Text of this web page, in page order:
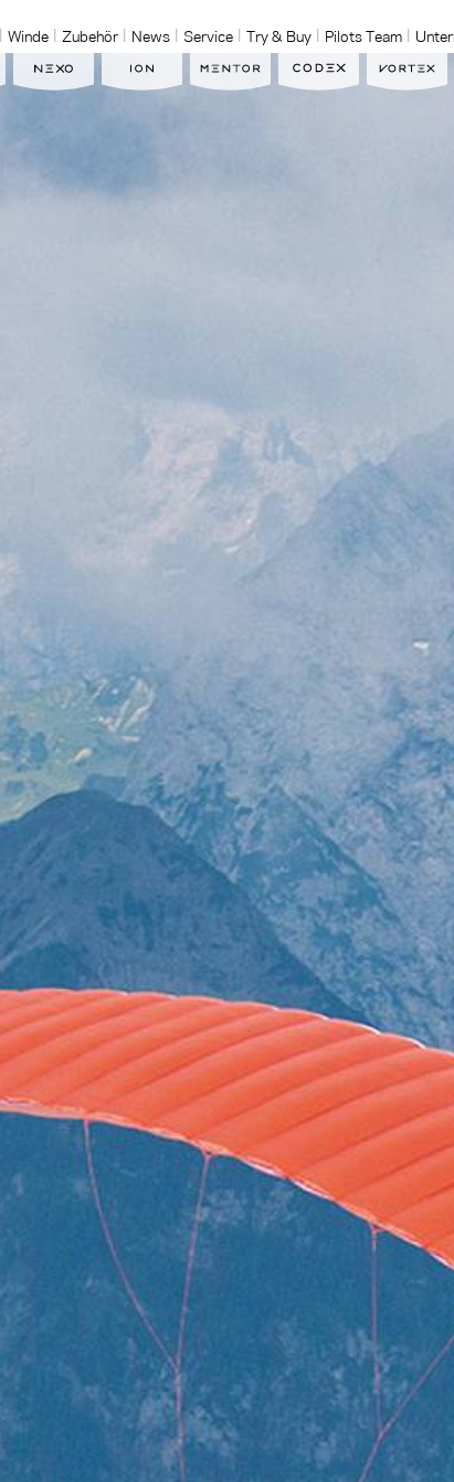
Winde Zubehör News Service Try & Buy Pilots Team